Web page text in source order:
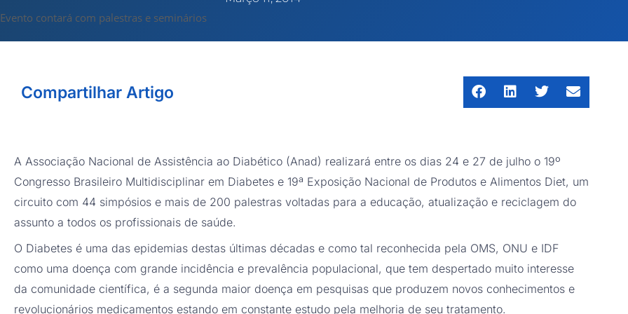
Evento contará com palestras e seminários
Compartilhar Artigo
A Associação Nacional de Assistência ao Diabético (Anad) realizará entre os dias 24 e 27 de julho o 19º
Congresso Brasileiro Multidisciplinar em Diabetes e 19ª Exposição Nacional de Produtos e Alimentos Diet, um
circuito com 44 simpósios e mais de 200 palestras voltadas para a educação, atualização e reciclagem do
assunto a todos os profissionais de saúde.
O Diabetes é uma das epidemias destas últimas décadas e como tal reconhecida pela OMS, ONU e IDF
como uma doença com grande incidência e prevalência populacional, que tem despertado muito interesse
da comunidade científica, é a segunda maior doença em pesquisas que produzem novos conhecimentos e
revolucionários medicamentos estando em constante estudo pela melhoria de seu tratamento.